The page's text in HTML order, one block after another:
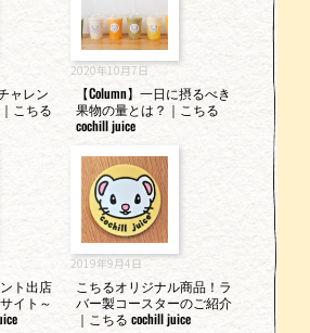
ャレン
こちる
2020年10月7日
【Column】一日に摂るべき
果物の量とは？｜こちる
cochill juice
ト出店
イト～
2019年9月4日
こちるオリジナル商品！ラ
バー製コースターのご紹介
｜こちる cochill juice